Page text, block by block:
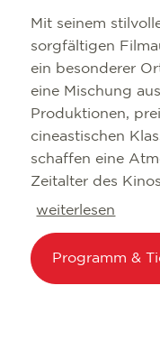
Mit seinem
sorgfältigen
ein besonderer
eine Mischung
Produktionen,
cineastischen
schaffen eine
Zeitalter des
Friedrichsbau
bewusst
abseits des
weiterlesen
Programm &